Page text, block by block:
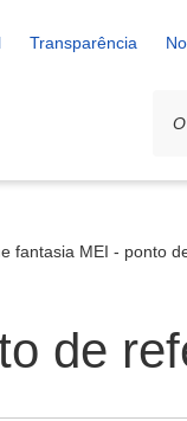
Transparência
fantasia MEI - ponto
de